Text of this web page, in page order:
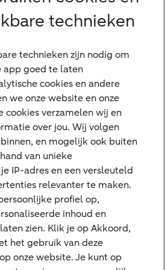
technieken
technieken zijn nodig om
app goed te laten
cookies en andere
we onze website en onze
cookies verzamelen wij en
over jou. Wij volgen
en mogelijk ook buiten
van unieke
IP-adres en een versleuteld
relevanter te maken.
profiel op,
inhoud en
zien. Klik je op Akkoord,
het gebruik van deze
onze website. Je kunt op